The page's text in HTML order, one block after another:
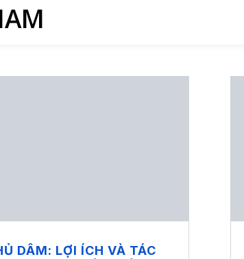
DÂM: LỢI ÍCH VÀ TÁC